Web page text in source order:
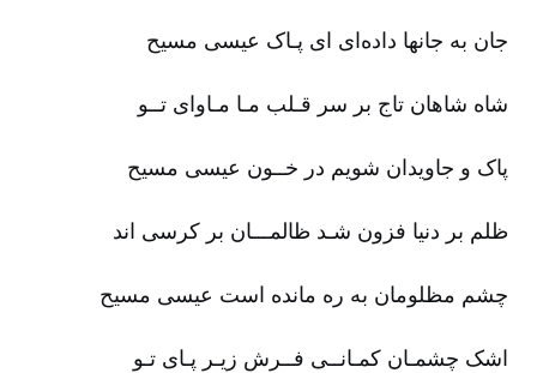
جان به جانها داده‌ای ای پـاک عیسی مسیح‌
شاه شاهان تاج بر سر قـلب مـا مـاوای تــو
پاک و جاویدان شویم در خــون عیسی مسیح‌
ظلم بر دنیا فزون شـد ظالمـــان بر کرسی اند
چشم مظلومان به ره مانده است عیسی مسیح‌
اشک چشمـان کمـانــی فــرش زیـر پـای تـو